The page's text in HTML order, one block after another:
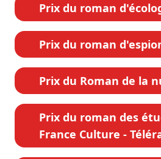
Prix du roman
Prix du roman
Prix du Roman de la
Prix du roman des
France Culture -